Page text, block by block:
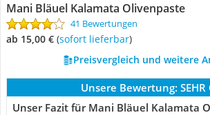
Mani Bläuel Kalamata Olivenpaste
41 Bewertungen
ab 15,00 € ( Sofort lieferbar)
Preisvergleich und weitere
Unsere Bewertung: SEHR
Unser Fazit für Mani Bläuel Kalamata